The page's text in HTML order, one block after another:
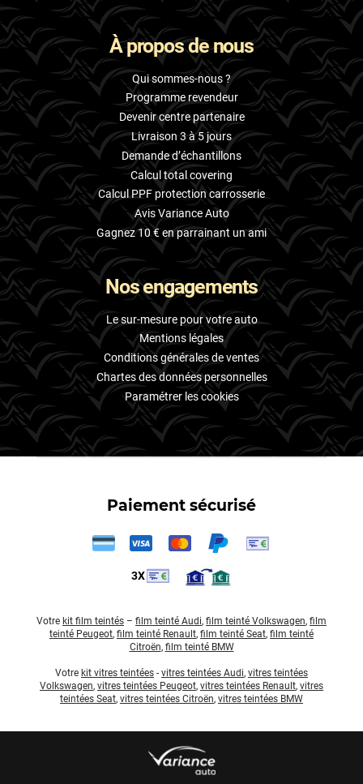
À propos de nous
Qui sommes-nous ?
Programme revendeur
Devenir centre partenaire
Livraison 3 à 5 jours
Demande d’échantillons
Calcul total covering
Calcul PPF protection carrosserie
Avis Variance Auto
Gagnez 10 € en parrainant un ami
Nos engagements
Le sur-mesure pour votre auto
Mentions légales
Conditions générales de ventes
Chartes des données personnelles
Paramétrer les cookies
Paiement sécurisé
3X
Votre kit film teintés – film teinté Audi, film teinté Volkswagen, film
teinté Peugeot, film teinté Renault, film teinté Seat, film teinté
Citroën, film teinté BMW
Votre kit vitres teintées - vitres teintées Audi, vitres teintées
Volkswagen, vitres teintées Peugeot, vitres teintées Renault, vitres
teintées Seat, vitres teintées Citroën, vitres teintées BMW